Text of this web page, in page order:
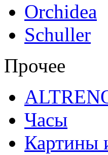
Orchidea
Schuller
Прочее
Часы
Картины